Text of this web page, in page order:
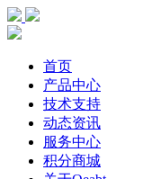
首页
产品中心
技术支持
动态资讯
服务中心
积分商城